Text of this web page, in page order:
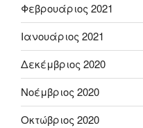
Φεβρουάριος 2021
Ιανουάριος 2021
Δεκέμβριος 2020
Νοέμβριος 2020
Οκτώβριος 2020